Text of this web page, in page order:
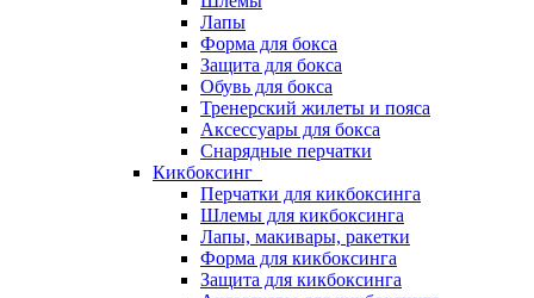
Лапы
Форма для бокса
Защита для бокса
Обувь для бокса
Тренерский жилеты и пояса
Аксессуары для бокса
Снарядные перчатки
Кикбоксинг
Перчатки для кикбоксинга
Шлемы для кикбоксинга
Лапы, макивары, ракетки
Форма для кикбоксинга
Защита для кикбоксинга